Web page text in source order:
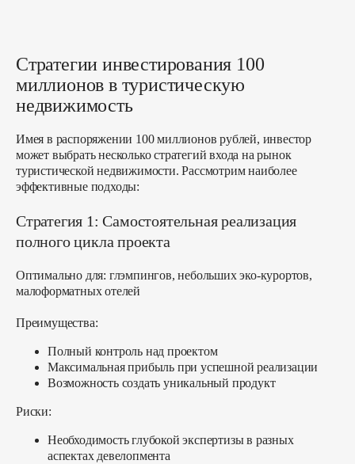
Стратегии инвестирования 100
миллионов в туристическую
недвижимость
Имея в распоряжении 100 миллионов рублей, инвестор
может выбрать несколько стратегий входа на рынок
туристической недвижимости. Рассмотрим наиболее
эффективные подходы:
Стратегия 1: Самостоятельная реализация
полного цикла проекта
Оптимально для: глэмпингов, небольших эко-курортов,
малоформатных отелей
Преимущества:
Полный контроль над проектом
Максимальная прибыль при успешной реализации
Возможность создать уникальный продукт
Риски:
Необходимость глубокой экспертизы в разных
аспектах девелопмента